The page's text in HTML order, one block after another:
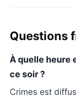
Questions
À quelle heure
ce soir ?
Crimes est